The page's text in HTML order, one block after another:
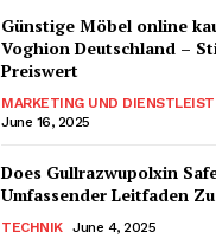
Günstige Möbel online
Voghion Deutschland –
Preiswert
MARKETING UND
June 16, 2025
Does Gullrazwupolxin
Umfassender Leitfaden
TECHNIK June 4, 2025